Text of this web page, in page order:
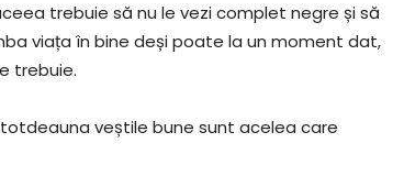
trebuie să nu le vezi complet negre și să
viața în bine deși poate la un moment dat,
trebuie.
veștile bune sunt acelea care